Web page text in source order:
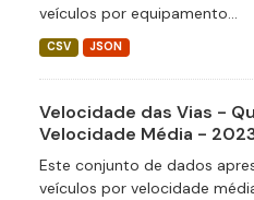
veículos por equipamento...
CSV JSON
Velocidade das Vias -
Velocidade Média -
Este conjunto de dados
veículos por velocidade